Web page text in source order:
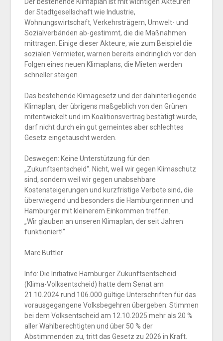
der Stadtgesellschaft wie Industrie,
Wohnungswirtschaft, Verkehrsträgern, Umwelt- und
Sozialverbänden ab-gestimmt, die die Maßnahmen
mittragen. Einige dieser Akteure, wie zum Beispiel die
sozialen Vermieter, warnen bereits eindringlich vor den
Folgen eines neuen Klimaplans, die Mieten werden
schneller steigen.
Das bestehende Klimagesetz und der dahinterliegende
Klimaplan, der übrigens maßgeblich von den Grünen
mitentwickelt und im Koalitionsvertrag bestätigt wurde,
darf nicht durch ein gut gemeintes aber schlechtes
Gesetz eingetauscht werden.
Deswegen: Keine Unterstützung für den
„Zukunftsentscheid“. Nicht, weil wir gegen Klimaschutz
sind, sondern weil wir gegen unabsehbare
Kostensteigerungen und kurzfristige Verbote sind, die
überwiegend und besonders die Hamburgerinnen und
Hamburger mit kleinerem Einkommen treffen.
„Wir glauben an unseren Klimaplan, der seit Jahren
funktioniert!“
Marc Buttler
Info: Die Initiative Hamburger Zukunftsentscheid
(Klima-Volksentscheid) hatte dem Senat am
21.10.2024 rund 106.000 gültige Unterschriften für das
vorausgegangene Volksbegehren übergeben. Stimmen
bei dem Volksentscheid am 12.10.2025 mehr als 20 %
aller Wahlberechtigten und über 50 % der
Abstimmenden zu, tritt das Gesetz zu 2026 in Kraft.